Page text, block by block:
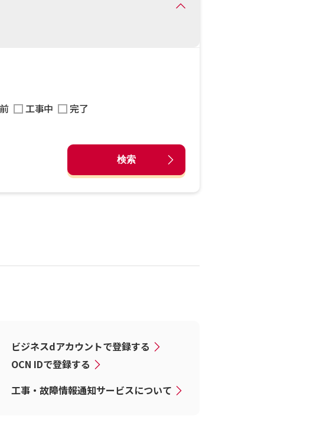
工事中
完了
検索
ビジネスdアカウントで登録する
OCN IDで登録する
工事・故障情報通知サービスについて